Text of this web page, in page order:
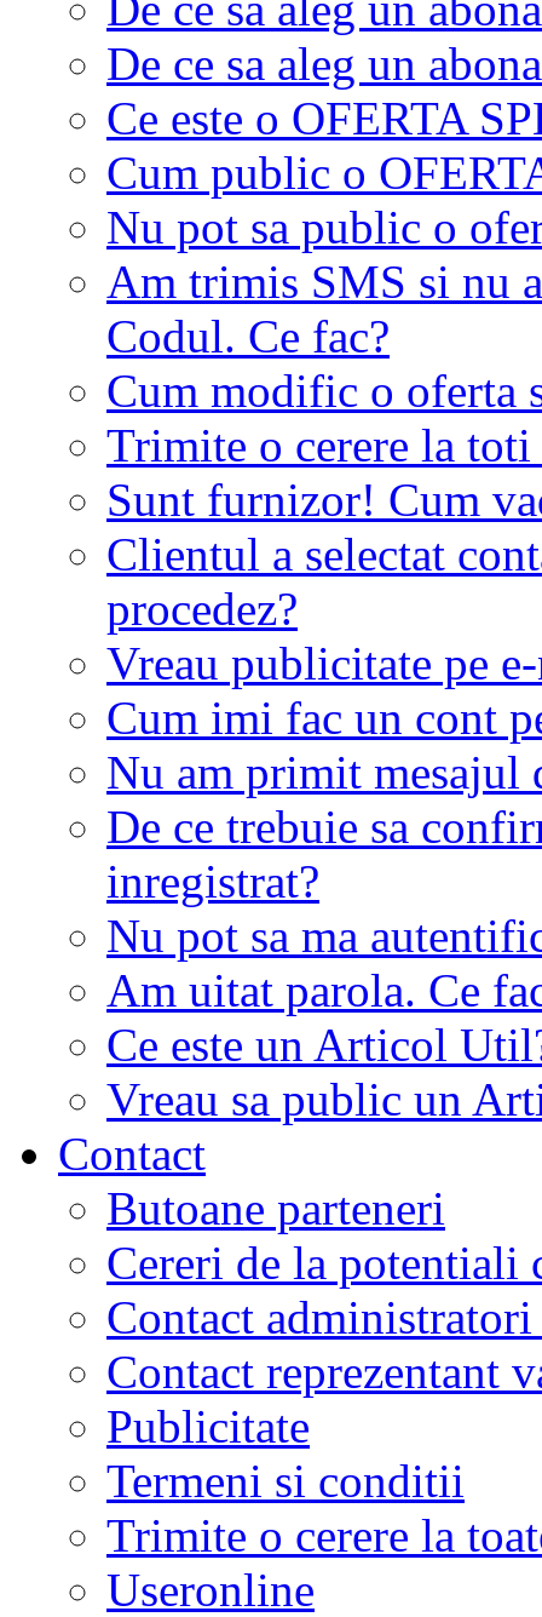
De ce sa aleg un
Ce este o OFERTA
Cum public o
Nu pot sa public o
Am trimis SMS si nu
Codul. Ce fac?
Cum modific o oferta
Trimite o cerere la
Sunt furnizor! Cum
Clientul a selectat
procedez?
Vreau publicitate pe
Cum imi fac un cont
Nu am primit mesajul
De ce trebuie sa
inregistrat?
Nu pot sa ma
Am uitat parola. Ce
Ce este un Articol
Vreau sa public un
Contact
Butoane parteneri
Cereri de la potentiali
Contact
Contact reprezentant
Publicitate
Termeni si conditii
Trimite o cerere la
Useronline